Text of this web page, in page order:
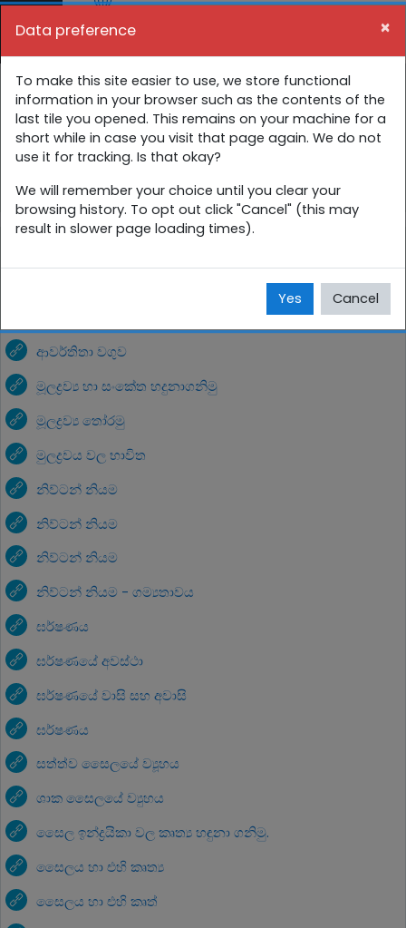
Side panel
Skip to main content
10 ශ්‍රේණිය අන්තර්ක්‍රියාකාරී පාඩම්
Home සිංහල 10 ශ්‍රේණිය
10 ශ්‍රේණිය අන්තර්ක්‍රියාකාරී පාඩම්
ආවර්තිතා වගුව
මූලද්‍රව්‍ය හා සංකේත හදුනාගනිමු
මූලද්‍රව්‍ය තෝරමු
මුලද්‍රවය වල භාවිත
නිව්ටන් නියම
නිව්ටන් නියම
නිව්ටන් නියම
නිව්ටන් නියම - ගම්‍යතාවය
ඝර්ෂණය
ඝර්ෂණයේ අවස්ථා
ඝර්ෂණයේ වාසි සහ අවාසි
ඝර්ෂණය
සත්ත්ව සෛලයේ ව්‍යූහය
ශාක සෛලයේ ව්‍යුහය
සෛල ඉන්ද්‍රයිකා වල කෘත්‍ය හඳුනා ගනිමු.
සෛලය හා එහි කෘත්‍ය
සෛලය හා එහි කෘත්‍
Data preference ×
To make this site easier to use, we store functional
information in your browser such as the contents of the
last tile you opened. This remains on your machine for a
short while in case you visit that page again. We do not
use it for tracking. Is that okay?
We will remember your choice until you clear your
browsing history. To opt out click "Cancel" (this may
result in slower page loading times).
Yes Cancel